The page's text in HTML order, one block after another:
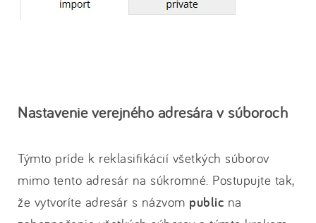
Nastavenie verejného adresára v súboroch
Týmto príde k reklasifikácií všetkých súborov
mimo tento adresár na súkromné. Postupujte tak,
že vytvoríte adresár s názvom public na